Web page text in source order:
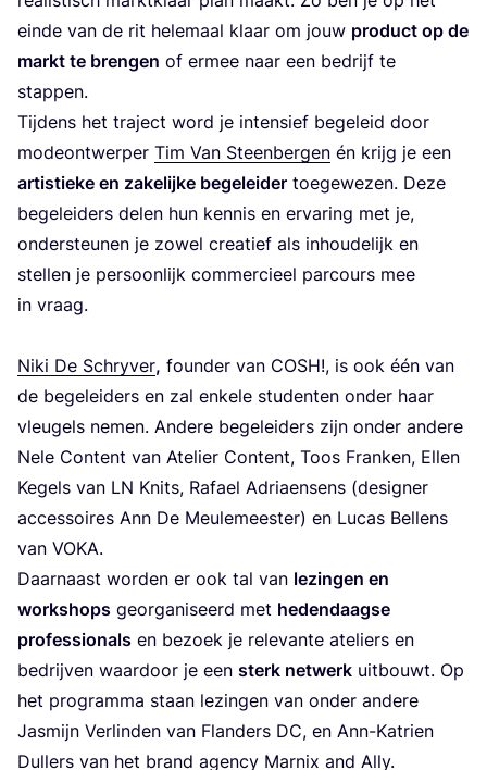
ein­de van de rit hele­maal klaar om jouw pro­duct op de
markt te bren­gen of ermee naar een bedrijf te
stappen.
Tij­dens het tra­ject word je inten­sief bege­leid door
mode­ont­wer­per Tim Van Steen­ber­gen én krijg je een
artis­tie­ke en zake­lij­ke bege­lei­der toe­ge­we­zen. Deze
bege­lei­ders delen hun ken­nis en erva­ring met je,
onder­steu­nen je zowel cre­a­tief als inhou­de­lijk en
stel­len je per­soon­lijk com­mer­ci­eel par­cours mee
in vraag.
Niki De Schry­ver, foun­der van COSH!, is ook één van
de bege­lei­ders en zal enke­le stu­den­ten onder haar
vleu­gels nemen. Ande­re bege­lei­ders zijn onder ande­re
Nele Con­tent van Ate­lier Con­tent, Toos Fran­ken, Ellen
Kegels van LN Knits, Rafael Adriaen­sens (desig­ner
acces­soi­res Ann De Meu­le­mees­ter) en Lucas Bel­lens
van VOKA.
Daar­naast wor­den er ook tal van lezin­gen en
work­shops geor­ga­ni­seerd met heden­daag­se
pro­fes­si­o­nals en bezoek je rele­van­te ate­liers en
bedrij­ven waar­door je een sterk net­werk uit­bouwt. Op
het pro­gram­ma staan lezin­gen van onder ande­re
Jas­mijn Ver­lin­den van Flan­ders DC, en Ann-Katrien
Dul­lers van het brand agen­cy Mar­nix and Ally.